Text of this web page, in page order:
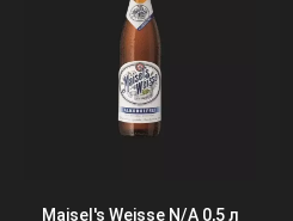
Maisel's Weisse N/A 0,5 л